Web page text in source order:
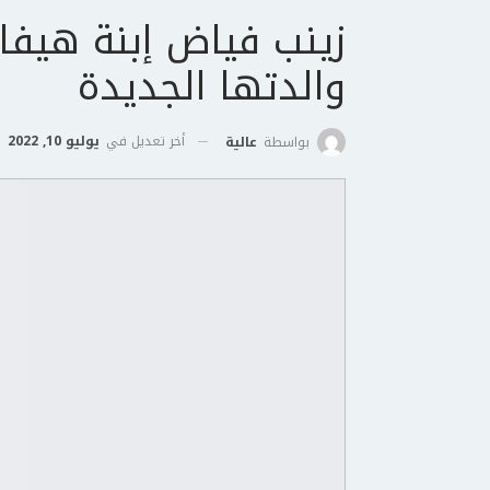
زينب فياض إبنة
والدتها الجديدة
بواسطة عالية أخر تعديل في يوليو 10, 2022